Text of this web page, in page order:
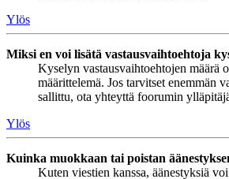
Ylös
Miksi en voi lisätä vastausvaihtoehtoja
Kyselyn vastausvaihtoehtojen määrä
määrittelemä. Jos tarvitset enemmän
sallittu, ota yhteyttä foorumin
Ylös
Kuinka muokkaan tai poistan
Kuten viestien kanssa, äänestyksiä